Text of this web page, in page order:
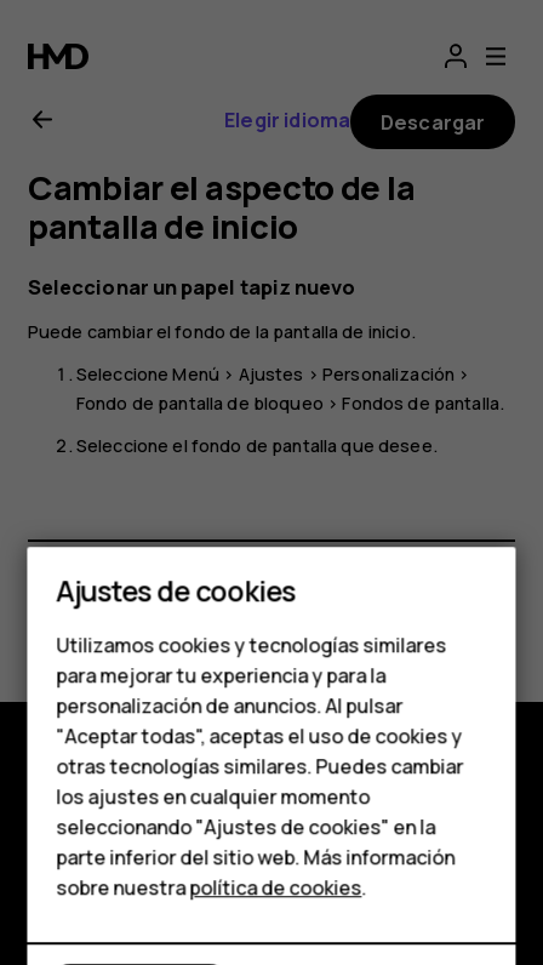
Guía
del
usuario
del
Nokia
225
4G
Smartphones
Teléfonos clásicos
Teléfonos para
personas mayores
Accesorios
HMD Terra M
Para empresas
Tabletas
Tienda
Elegir idioma Descargar
Cambiar el aspecto de la
pantalla de inicio
Seleccionar un papel tapiz nuevo
Puede cambiar el fondo de la pantalla de inicio.
SeleccioneMenú > Ajustes > Personalización >
Fondo de pantalla de bloqueo >Fondos de pantalla.
Seleccione el fondo de pantalla que desee.
¿Te ha parecido útil?
Sí No
Tienda
Acerca de
Planet and people
Asistencia
Ajustes de cookies
Utilizamos cookies y tecnologías similares
para mejorar tu experiencia y para la
personalización de anuncios. Al pulsar
"Aceptar todas", aceptas el uso de cookies y
otras tecnologías similares. Puedes cambiar
los ajustes en cualquier momento
seleccionando "Ajustes de cookies" en la
parte inferior del sitio web. Más información
sobre nuestrapolítica de cookies.